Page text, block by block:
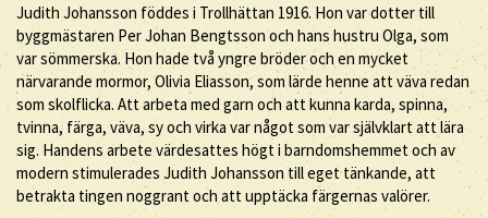
Judith Johansson föddes i Trollhättan 1916. Hon var dotter till
byggmästaren Per Johan Bengtsson och hans hustru Olga, som
var sömmerska. Hon hade två yngre bröder och en mycket
närvarande mormor, Olivia Eliasson, som lärde henne att väva redan
som skolflicka. Att arbeta med garn och att kunna karda, spinna,
tvinna, färga, väva, sy och virka var något som var självklart att lära
sig. Handens arbete värdesattes högt i barndomshemmet och av
modern stimulerades Judith Johansson till eget tänkande, att
betrakta tingen noggrant och att upptäcka färgernas valörer.